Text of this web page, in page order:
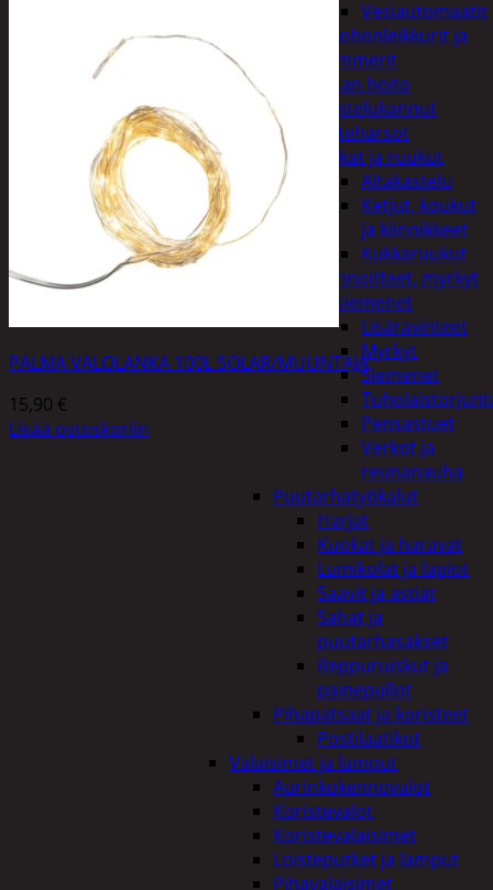
Vesiautomaatit
Ruohonleikkurit ja
trimmerit
Puutarhan hoito
Kastelukannut
Kateharsot
Kukat ja ruukut
Altakastelu
Ketjut, koukut
ja kiinnikkeet
Kukkaruukut
Lannoitteet, myrkyt
ja siemenet
Lisäravinteet
Myrkyt
Siemenet
Pensastuet
Verkot ja
reunanauha
Puutarhatyökalut
Harjat
Kuokat ja haravat
Lumikolat ja lapiot
Saavit ja astiat
Sahat ja
puutarhasakset
Reppuruiskut ja
painepullot
Pihapatsaat ja koristeet
Postilaatikot
Valaisimet ja lamput
Aurinkokennovalot
Koristevalot
Koristevalaisimet
Loisteputket ja lamput
Pihavalaisimet
PALMA VALOLANKA 100L SOLAR/MUUNTAJA
15,90 €
Lisää ostoskoriin